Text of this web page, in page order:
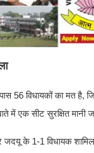
56 विधायकों का मत
एक सीट सुरक्षित मानी
के 1-1 विधायक शामिल